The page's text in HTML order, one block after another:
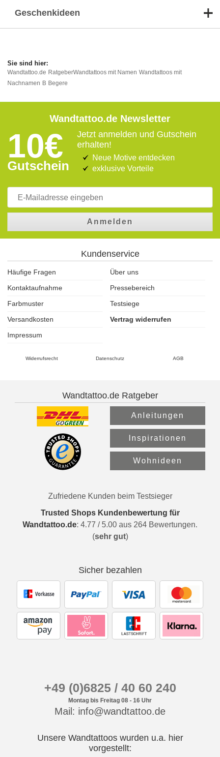
Geschenkideen
Wandtattoo.de RatgeberWandtattoos mit Namen Wandtattoos mit
Nachnamen B Begere
Wandtattoo.de Newsletter
10€
Gutschein
Jetzt anmelden und Gutschein
erhalten!
Neue Motive entdecken
exklusive Vorteile
Anmelden
Kundenservice
Häufige Fragen
Über uns
Kontaktaufnahme
Pressebereich
Farbmuster
Testsiege
Versandkosten
Vertrag widerrufen
Impressum
Widerrufsrecht Datenschutz AGB
Wandtattoo.de Ratgeber
Anleitungen
Inspirationen
Wohnideen
Zufriedene Kunden beim Testsieger
Trusted Shops Kundenbewertung für
Wandtattoo.de: 4.77 / 5.00 aus 264 Bewertungen.
(sehr gut)
Sicher bezahlen
+49 (0)6825 / 40 60 240
Montag bis Freitag 08 - 16 Uhr
Mail: info@wandtattoo.de
Unsere Wandtattoos wurden u.a. hier
vorgestellt: